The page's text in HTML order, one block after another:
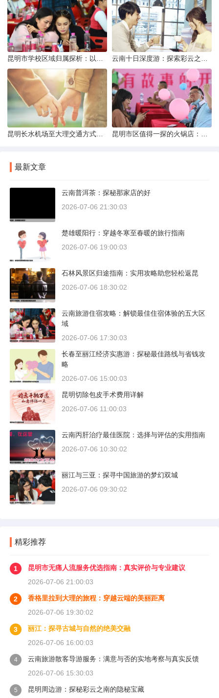
最新文章
云南普洱茶：探秘那家店的好
2026-07-06 21:30:03
楚雄暖阳行：穿越冬寒至春暖的旅行指南
2026-07-06 19:00:03
石林风景区归途指南：实用攻略助您轻松返昆
2026-07-06 18:30:02
云南旅游住宿攻略：解锁最佳住宿体验的五大区
域
2026-07-06 17:30:03
长春至丽江经济实惠游：探秘最佳路线与省钱攻
略
2026-07-06 15:00:03
昆明切除包皮手术费用详解
2026-07-06 11:00:03
云南丙肝治疗最佳医院：选择与评估的实用指南
2026-07-06 10:30:02
丽江与三亚：探寻中国旅游的梦幻双城
2026-07-06 09:30:02
精彩推荐
1
昆明市无痛人流服务优选指南：真实评价与专业建议
2026-07-06 21:00:03
2
香格里拉到大理的旅程：穿越云端的美丽距离
2026-07-06 19:30:02
3
丽江：探寻古城与自然的绝美交融
2026-07-06 16:00:03
4
云南旅游散客导游服务：满意与否的实地考察与真实反馈
2026-07-06 15:30:03
5 昆明周边游：探秘彩云之南的隐秘宝藏